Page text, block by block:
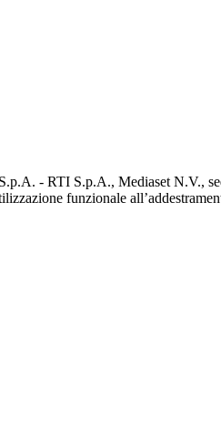
- RTI S.p.A., Mediaset N.V.,
funzionale